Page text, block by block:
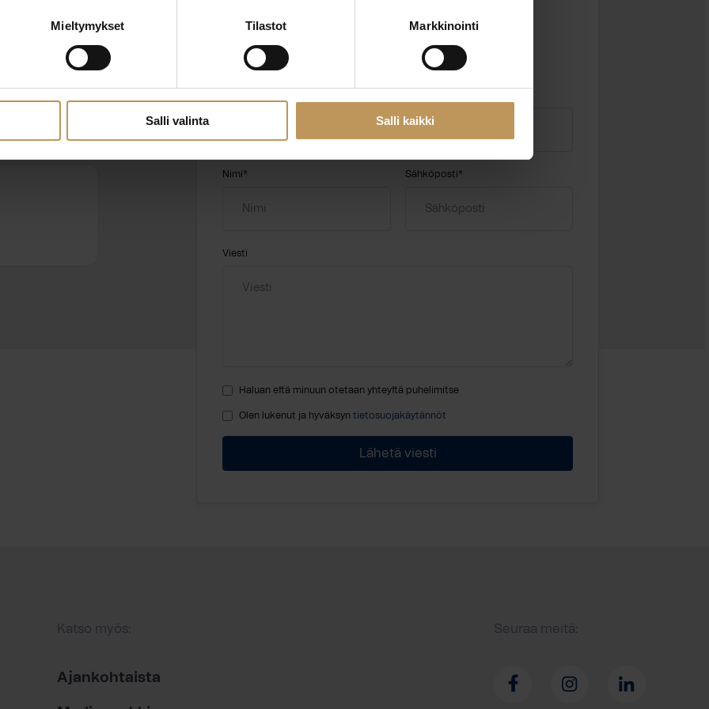
Mieltymykset Tilastot Markkinointi
Salli valinta Salli kaikki
" näyttää pakolliset kentät
Nimi* Sähköposti*
Viesti
Haluan että minuun otetaan yhteyttä puhelimitse
Olen lukenut ja hyväksyntietosuojakäytännöt
Katso myös:
Ajankohtaista
Seuraa meitä: